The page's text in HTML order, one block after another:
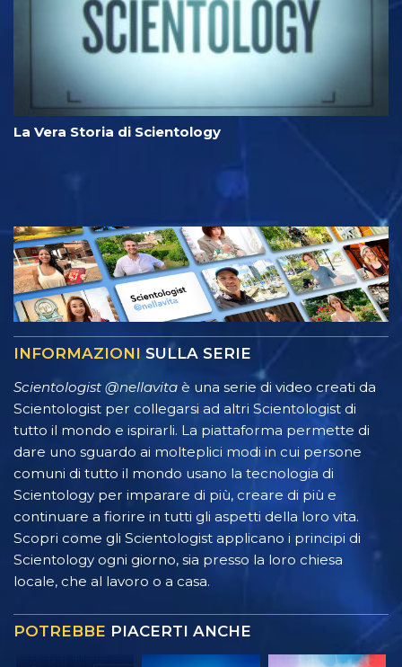
La Vera Storia di Scientology
INFORMAZIONI SULLA SERIE
Scientologist @nellavita è una serie di video creati da
Scientologist per collegarsi ad altri Scientologist di
tutto il mondo e ispirarli. La piattaforma permette di
dare uno sguardo ai molteplici modi in cui persone
comuni di tutto il mondo usano la tecnologia di
Scientology per imparare di più, creare di più e
continuare a fiorire in tutti gli aspetti della loro vita.
Scopri come gli Scientologist applicano i principi di
Scientology ogni giorno, sia presso la loro chiesa
locale, che al lavoro o a casa.
POTREBBE PIACERTI ANCHE